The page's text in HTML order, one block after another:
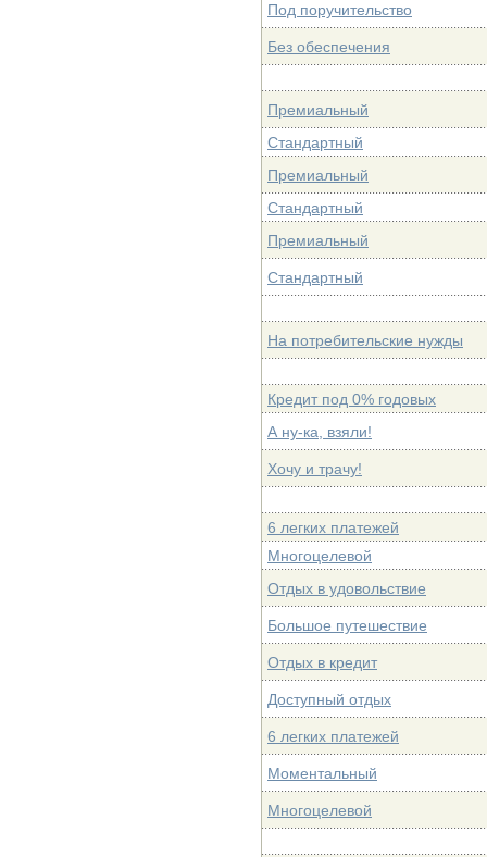
Под поручительство
Без обеспечения
Премиальный
Стандартный
Премиальный
Стандартный
Премиальный
Стандартный
На потребительские нужды
Кредит под 0% годовых
А ну-ка, взяли!
Хочу и трачу!
6 легких платежей
Многоцелевой
Отдых в удовольствие
Большое путешествие
Отдых в кредит
Доступный отдых
6 легких платежей
Моментальный
Многоцелевой